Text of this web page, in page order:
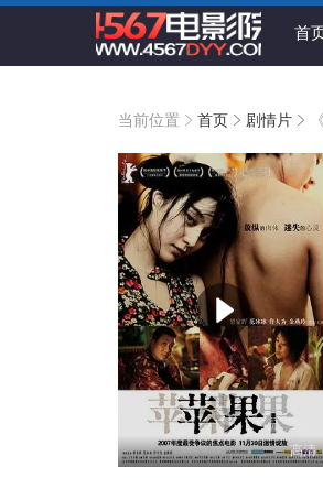
首
当前位置 首页 剧情片
高清